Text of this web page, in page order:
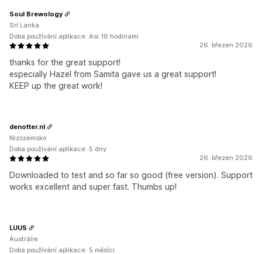
26. březen 2026
thanks for the great support!
especially Hazel from Samita gave us a great support!
KEEP up the great work!
Soul Brewology
Srí Lanka
Doba používání aplikace: Asi 16 hodinami
26. březen 2026
Downloaded to test and so far so good (free version). Support
works excellent and super fast. Thumbs up!
denotter.nl
Nizozemsko
Doba používání aplikace: 5 dny
LUUS
Austrálie
Doba používání aplikace: 5 měsíci